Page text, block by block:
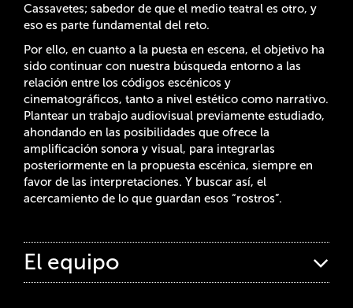
Cassavetes; sabedor de que el medio teatral es otro, y
eso es parte fundamental del reto.
Por ello, en cuanto a la puesta en escena, el objetivo ha
sido continuar con nuestra búsqueda entorno a las
relación entre los códigos escénicos y
cinematográficos, tanto a nivel estético como narrativo.
Plantear un trabajo audiovisual previamente estudiado,
ahondando en las posibilidades que ofrece la
amplificación sonora y visual, para integrarlas
posteriormente en la propuesta escénica, siempre en
favor de las interpretaciones. Y buscar así, el
acercamiento de lo que guardan esos “rostros”.
El equipo